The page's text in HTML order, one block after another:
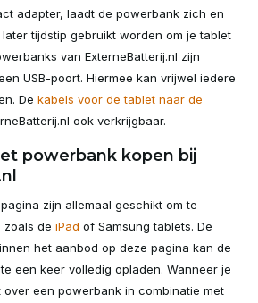
adapter, laadt de powerbank zich en
tijdstip gebruikt worden om je tablet
van ExterneBatterij.nl zijn
USB-poort. Hiermee kan vrijwel iedere
De kabels voor de tablet naar de
ook verkrijgbaar.
powerbank kopen bij
zijn allemaal geschikt om te
zoals de iPad of Samsung tablets. De
het aanbod op deze pagina kan de
een keer volledig opladen. Wanneer je
een powerbank in combinatie met